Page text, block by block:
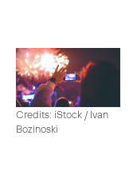
Credits: iStock / Ivan
Bozinoski